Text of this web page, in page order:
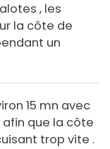
, les
la côte de
un
15 mn avec
que la côte
trop vite .